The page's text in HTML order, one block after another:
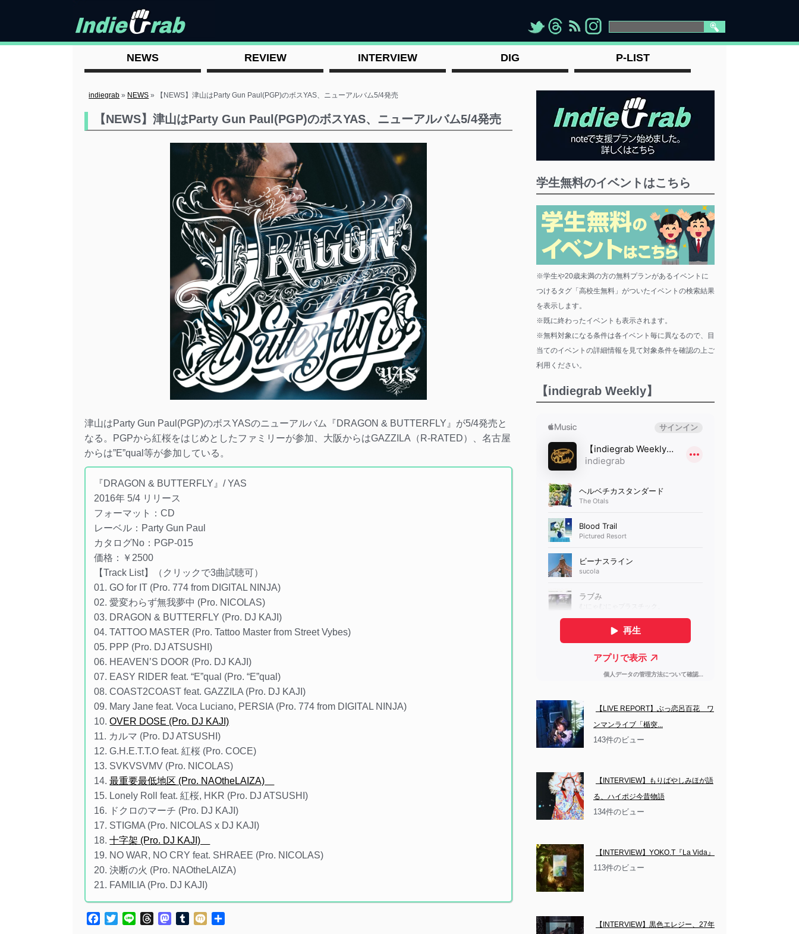
"> "> "> " >
NEWS REVIEW INTERVIEW DIG P-LIST
indiegrab » NEWS » 【NEWS】津山はParty Gun Paul(PGP)のボスYAS、ニューアルバム5/4発売
【NEWS】津山はParty Gun Paul(PGP)のボスYAS、ニューアルバム5/4発売
津山はParty Gun Paul(PGP)のボスYASのニューアルバム『DRAGON & BUTTERFLY』が5/4発売と
なる。PGPから紅桜をはじめとしたファミリーが参加、大阪からはGAZZILA（R-RATED）、名古屋
からは”E”qual等が参加している。
『DRAGON & BUTTERFLY』/ YAS
2016年 5/4 リリース
フォーマット：CD
レーベル：Party Gun Paul
カタログNo：PGP-015
価格：￥2500
【Track List】（クリックで3曲試聴可）
01. GO for IT (Pro. 774 from DIGITAL NINJA)
02. 愛変わらず無我夢中 (Pro. NICOLAS)
03. DRAGON & BUTTERFLY (Pro. DJ KAJI)
04. TATTOO MASTER (Pro. Tattoo Master from Street Vybes)
05. PPP (Pro. DJ ATSUSHI)
06. HEAVEN’S DOOR (Pro. DJ KAJI)
07. EASY RIDER feat. “E”qual (Pro. “E”qual)
08. COAST2COAST feat. GAZZILA (Pro. DJ KAJI)
09. Mary Jane feat. Voca Luciano, PERSIA (Pro. 774 from DIGITAL NINJA)
10.OVER DOSE (Pro. DJ KAJI)
11. カルマ (Pro. DJ ATSUSHI)
12. G.H.E.T.T.O feat. 紅桜 (Pro. COCE)
13. SVKVSVMV (Pro. NICOLAS)
14.最重要最低地区 (Pro. NAOtheLAIZA)
15. Lonely Roll feat. 紅桜, HKR (Pro. DJ ATSUSHI)
16. ドクロのマーチ (Pro. DJ KAJI)
17. STIGMA (Pro. NICOLAS x DJ KAJI)
18.十字架 (Pro. DJ KAJI)
19. NO WAR, NO CRY feat. SHRAEE (Pro. NICOLAS)
20. 決断の火 (Pro. NAOtheLAIZA)
21. FAMILIA (Pro. DJ KAJI)
Facebook
TwitterLine ThreadsMastodon
TumblrMixi
学生無料のイベントはこちら
※学生や20歳未満の方の無料プランがあるイベントに
つけるタグ「高校生無料」がついたイベントの検索結果
を表示します。
※既に終わったイベントも表示されます。
※無料対象になる条件は各イベント毎に異なるので、目
当てのイベントの詳細情報を見て対象条件を確認の上ご
利用ください。
【indiegrab Weekly】
【LIVE REPORT】ぶっ恋呂百花　ワ
ンマンライブ「楯突...
143件のビュー
【INTERVIEW】もりばやしみほが語
る、ハイポジ今昔物語
134件のビュー
【INTERVIEW】YOKO.T『La Vida』
113件のビュー
【INTERVIEW】黒色エレジー、27年